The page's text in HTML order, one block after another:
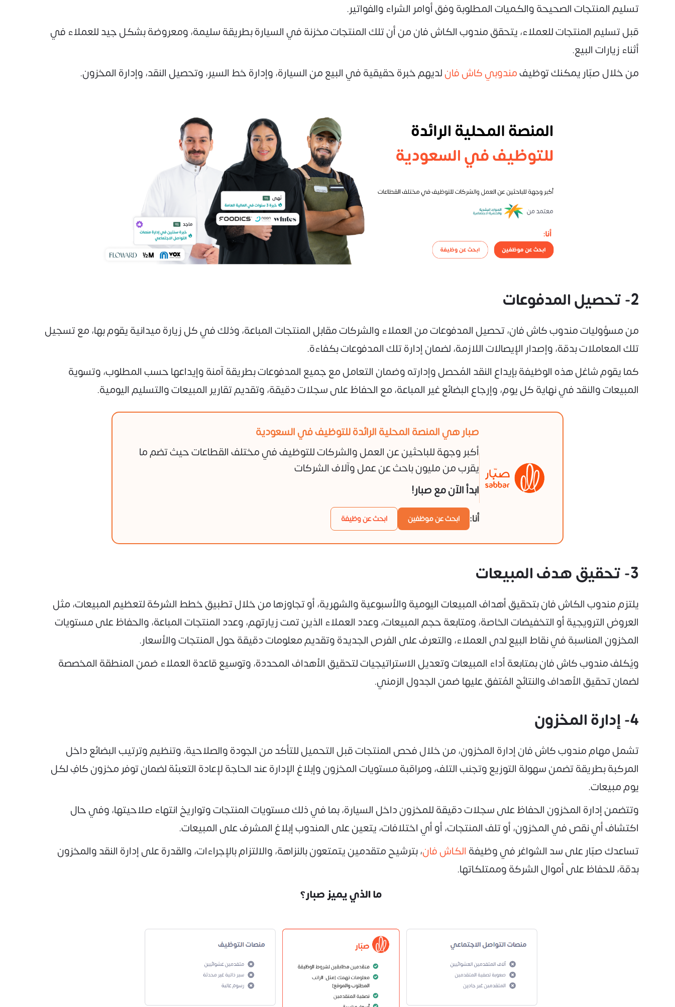
تسليم المنتجات الصحيحة والكميات المطلوبة وفق أوامر الشراء والفواتير.
قبل تسليم المنتجات للعملاء، يتحقق مندوب الكاش فان من أن تلك المنتجات مخزنة في السيارة بطريقة سليمة، ومعروضة بشكل جيد للعملاء في
أثناء زيارات البيع.
من خلال صبّار يمكنك توظيفمندوبي كاش فانلديهم خبرة حقيقية في البيع من السيارة، وإدارة خط السير، وتحصيل النقد، وإدارة المخزون.
2- تحصيل المدفوعات
من مسؤوليات مندوب كاش فان، تحصيل المدفوعات من العملاء والشركات مقابل المنتجات المباعة، وذلك في كل زيارة ميدانية يقوم بها، مع تسجيل
تلك المعاملات بدقة، وإصدار الإيصالات اللازمة، لضمان إدارة تلك المدفوعات بكفاءة.
كما يقوم شاغل هذه الوظيفة بإيداع النقد المُحصل وإدارته وضمان التعامل مع جميع المدفوعات بطريقة آمنة وإيداعها حسب المطلوب، وتسوية
المبيعات والنقد في نهاية كل يوم، وإرجاع البضائع غير المباعة، مع الحفاظ على سجلات دقيقة، وتقديم تقارير المبيعات والتسليم اليومية.
صبار هي المنصة المحلية الرائدة للتوظيف في السعودية
أكبر وجهة للباحثين عن العمل والشركات للتوظيف في مختلف القطاعات حيث تضم ما
يقرب من مليون باحث عن عمل وآلاف الشركات
ابدأ الآن مع صبار!
أنا: ابحث عن موظفين ابحث عن وظيفة
3- تحقيق هدف المبيعات
يلتزم مندوب الكاش فان بتحقيق أهداف المبيعات اليومية والأسبوعية والشهرية، أو تجاوزها من خلال تطبيق خطط الشركة لتعظيم المبيعات، مثل
العروض الترويجية أو التخفيضات الخاصة، ومتابعة حجم المبيعات، وعدد العملاء الذين تمت زيارتهم، وعدد المنتجات المباعة، والحفاظ على مستويات
المخزون المناسبة في نقاط البيع لدى العملاء، والتعرف على الفرص الجديدة وتقديم معلومات دقيقة حول المنتجات والأسعار.
ويُكلف مندوب كاش فان بمتابعة أداء المبيعات وتعديل الاستراتيجيات لتحقيق الأهداف المحددة، وتوسيع قاعدة العملاء ضمن المنطقة المخصصة
لضمان تحقيق الأهداف والنتائج المُتفق عليها ضمن الجدول الزمني.
4- إدارة المخزون
تشمل مهام مندوب كاش فان إدارة المخزون، من خلال فحص المنتجات قبل التحميل للتأكد من الجودة والصلاحية، وتنظيم وترتيب البضائع داخل
المركبة بطريقة تضمن سهولة التوزيع وتجنب التلف، ومراقبة مستويات المخزون وإبلاغ الإدارة عند الحاجة لإعادة التعبئة لضمان توفر مخزون كافٍ لكل
يوم مبيعات.
وتتضمن إدارة المخزون الحفاظ على سجلات دقيقة للمخزون داخل السيارة، بما في ذلك مستويات المنتجات وتواريخ انتهاء صلاحيتها، وفي حال
اكتشاف أي نقص في المخزون، أو تلف المنتجات، أو أي اختلافات، يتعين على المندوب إبلاغ المشرف على المبيعات.
تساعدك صبّار على سد الشواغر في وظيفة الكاش فان، بترشيح متقدمين يتمتعون بالنزاهة، والالتزام بالإجراءات، والقدرة على إدارة النقد والمخزون
بدقة، للحفاظ على أموال الشركة وممتلكاتها.